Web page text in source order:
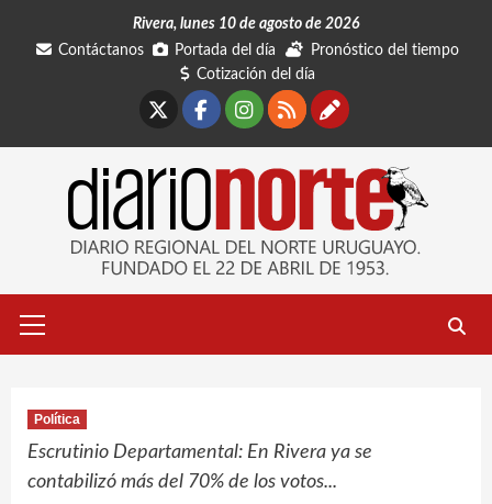
Rivera, lunes 10 de agosto de 2026
Contáctanos
Portada del día
Pronóstico del tiempo
Cotización del día
Facebook
Instagram
RSSContáctanos
primario
Política
Escrutinio Departamental: En Rivera ya se
contabilizó más del 70% de los votos...